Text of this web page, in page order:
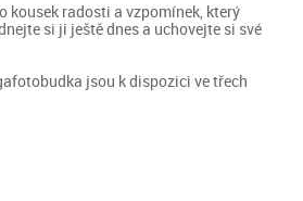
kousek radosti a vzpomínek, který
si ji ještě dnes a uchovejte si své
jsou k dispozici ve třech